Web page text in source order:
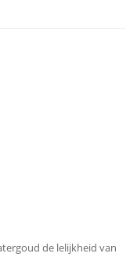
de lelijkheid van